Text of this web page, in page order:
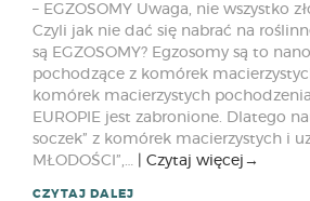
– EGZOSOMY Uwaga, nie wszystko
Czyli jak nie dać się nabrać na
są EGZOSOMY? Egzosomy są to
pochodzące z komórek
komórek macierzystych
EUROPIE jest zabronione. Dlatego
soczek” z komórek macierzystych i
MŁODOŚCI”,…
Czytaj więcej →
CZYTAJ DALEJ